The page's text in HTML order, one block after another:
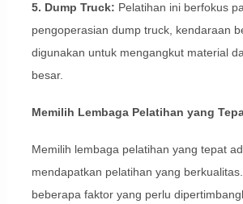
5. Dump Truck: Pelatihan ini berfokus
pengoperasian dump truck, kendaraan
digunakan untuk mengangkut material
besar.
Memilih Lembaga Pelatihan yang
Memilih lembaga pelatihan yang tepat
mendapatkan pelatihan yang
beberapa faktor yang perlu